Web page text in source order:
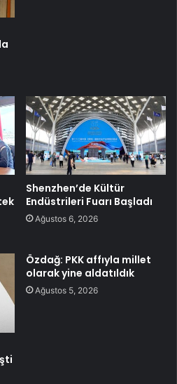
Shenzhen’de Kültür
Endüstrileri Fuarı Başladı
Ağustos 6, 2026
Özdağ: PKK affıyla millet
olarak yine aldatıldık
Ağustos 5, 2026